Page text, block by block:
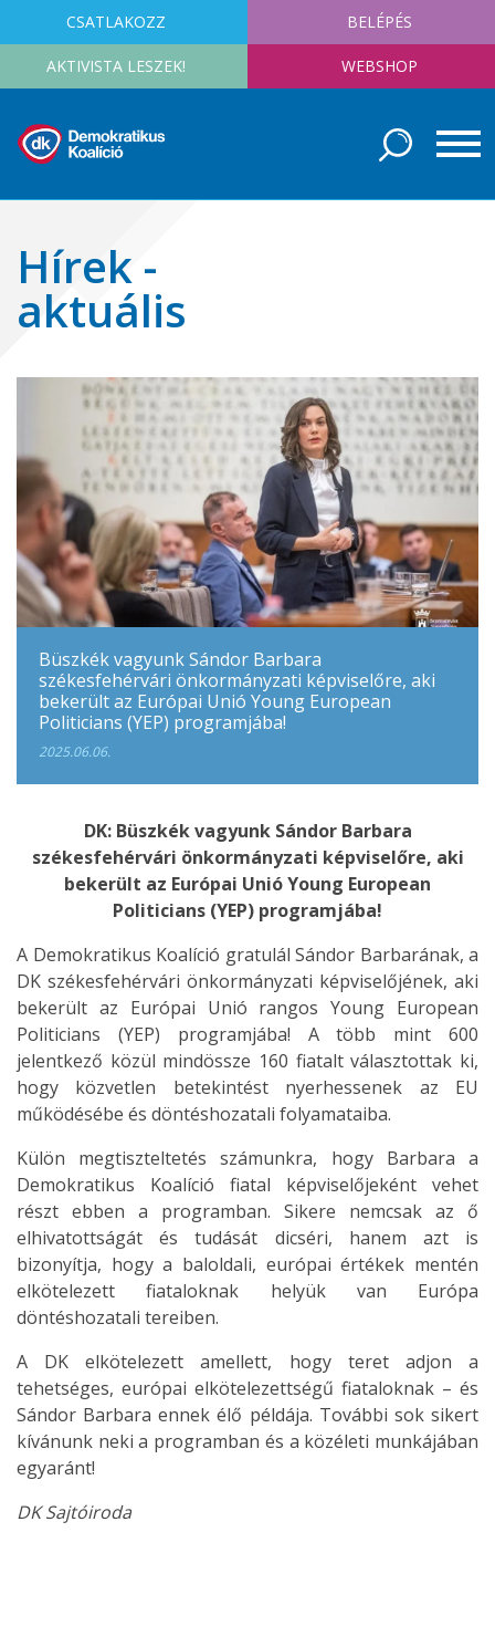
CSATLAKOZZ BELÉPÉS
AKTIVISTA LESZEK! WEBSHOP
Hírek -
aktuális
Büszkék vagyunk Sándor Barbara
székesfehérvári önkormányzati képviselőre, aki
bekerült az Európai Unió Young European
Politicians (YEP) programjába!
2025.06.06.
DK: Büszkék vagyunk Sándor Barbara
székesfehérvári önkormányzati képviselőre, aki
bekerült az Európai Unió Young European
Politicians (YEP) programjába!
A Demokratikus Koalíció gratulál Sándor Barbarának, a
DK székesfehérvári önkormányzati képviselőjének, aki
bekerült az Európai Unió rangos Young European
Politicians (YEP) programjába! A több mint 600
jelentkező közül mindössze 160 fiatalt választottak ki,
hogy közvetlen betekintést nyerhessenek az EU
működésébe és döntéshozatali folyamataiba.
Külön megtiszteltetés számunkra, hogy Barbara a
Demokratikus Koalíció fiatal képviselőjeként vehet
részt ebben a programban. Sikere nemcsak az ő
elhivatottságát és tudását dicséri, hanem azt is
bizonyítja, hogy a baloldali, európai értékek mentén
elkötelezett fiataloknak helyük van Európa
döntéshozatali tereiben.
A DK elkötelezett amellett, hogy teret adjon a
tehetséges, európai elkötelezettségű fiataloknak – és
Sándor Barbara ennek élő példája. További sok sikert
kívánunk neki a programban és a közéleti munkájában
egyaránt!
DK Sajtóiroda